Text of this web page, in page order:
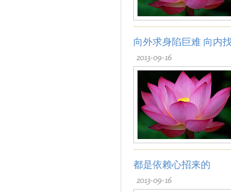
向外求身陷巨难 向内
2013-09-16
都是依赖心招来的
2013-09-16